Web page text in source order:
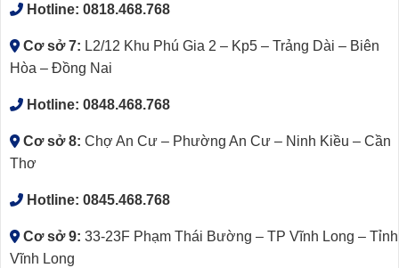
Hotline: 0818.468.768
Cơ sở 7: L2/12 Khu Phú Gia 2 – Kp5 – Trảng Dài – Biên
Hòa – Đồng Nai
Hotline: 0848.468.768
Cơ sở 8: Chợ An Cư – Phường An Cư – Ninh Kiều – Cần
Thơ
Hotline: 0845.468.768
Cơ sở 9: 33-23F Phạm Thái Bường – TP Vĩnh Long – Tỉnh
Vĩnh Long